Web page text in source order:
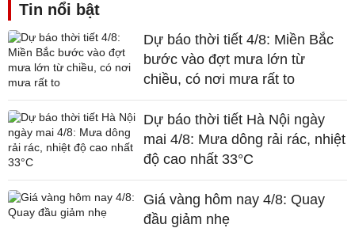
Tin nổi bật
Dự báo thời tiết 4/8: Miền Bắc
bước vào đợt mưa lớn từ
chiều, có nơi mưa rất to
Dự báo thời tiết Hà Nội ngày
mai 4/8: Mưa dông rải rác, nhiệt
độ cao nhất 33°C
Giá vàng hôm nay 4/8: Quay
đầu giảm nhẹ